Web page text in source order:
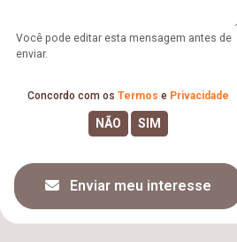
Você pode editar esta mensagem antes de
enviar.
Concordo com os Termos e Privacidade
Enviar meu interesse